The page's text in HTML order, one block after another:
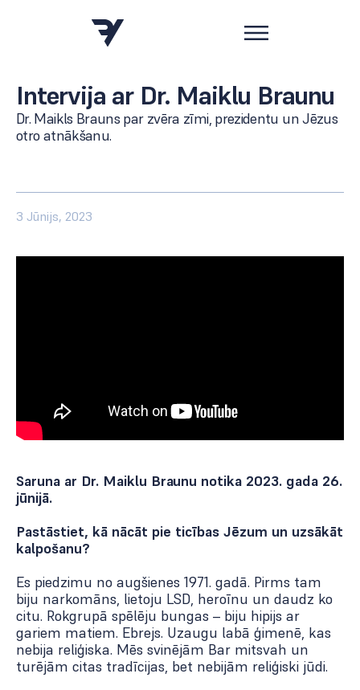
Intervija ar Dr. Maiklu Braunu
Dr. Maikls Brauns par zvēra zīmi, prezidentu un Jēzus
otro atnākšanu.
3 Jūnijs, 2023
Saruna ar Dr. Maiklu Braunu notika 2023. gada 26.
jūnijā.
Pastāstiet, kā nācāt pie ticības Jēzum un uzsākāt
kalpošanu?
Es piedzimu no augšienes 1971. gadā. Pirms tam
biju narkomāns, lietoju LSD, heroīnu un daudz ko
citu. Rokgrupā spēlēju bungas – biju hipijs ar
gariem matiem. Ebrejs. Uzaugu labā ģimenē, kas
nebija reliģiska. Mēs svinējām Bar mitsvah un
turējām citas tradīcijas, bet nebijām reliģiski jūdi.